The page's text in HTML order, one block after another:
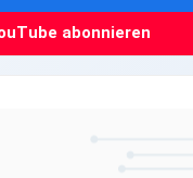
abonnieren